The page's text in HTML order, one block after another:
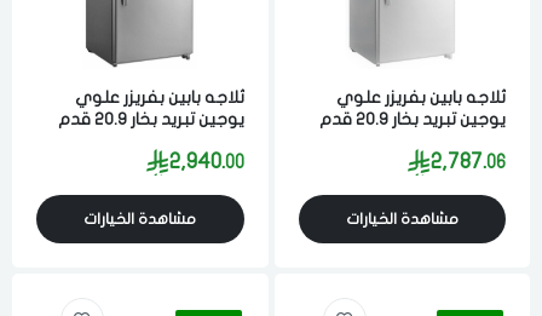
ثلاجه بابين بفريزر علوي
يوجين تبريد بخار 20.9 قدم
2,787.06
مشاهدة الخيارات
ثلاجه بابين بفريزر علوي
يوجين تبريد بخار 20.9 قدم
2,940.00
مشاهدة الخيارات